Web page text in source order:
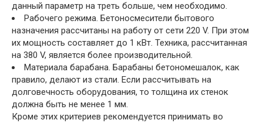
данный параметр на треть больше, чем необходимо.
Рабочего режима. Бетоносмесители бытового
назначения рассчитаны на работу от сети 220 V. При этом
их мощность составляет до 1 кВт. Техника, рассчитанная
на 380 V, является более производительной.
Материала барабана. Барабаны бетономешалок, как
правило, делают из стали. Если рассчитывать на
долговечность оборудования, то толщина их стенок
должна быть не менее 1 мм.
Кроме этих критериев рекомендуется принимать во